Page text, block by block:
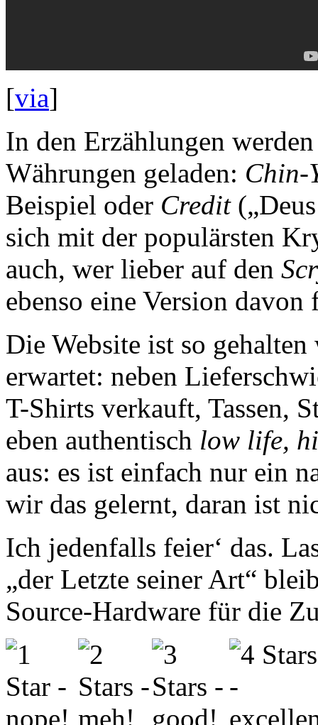
[via]
In den Erzählungen
Währungen geladen: Chin-
Beispiel oder Credit
sich mit der populärsten
auch, wer lieber auf den
ebenso eine Version
Die Website ist so
erwartet: neben
T-Shirts verkauft, Tassen,
eben authentisch low life,
aus: es ist einfach nur ein
wir das gelernt, daran ist
Ich jedenfalls feier‘ das.
„der Letzte seiner Art“
Source-Hardware für die